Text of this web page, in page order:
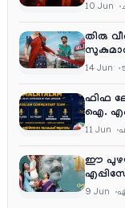
10 Jun
തിരു
14 Jun
ഫിഫ
ഐ.
വരെ
11 Jun
ഈ
തിങ്കൾ
9 Jun